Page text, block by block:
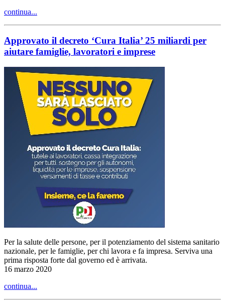
continua...
Approvato il decreto ‘Cura Italia’ 25 miliardi per
aiutare famiglie, lavoratori e imprese
Per la salute delle persone, per il potenziamento del sistema sanitario
nazionale, per le famiglie, per chi lavora e fa impresa. Serviva una
prima risposta forte dal governo ed è arrivata.
16 marzo 2020
continua...